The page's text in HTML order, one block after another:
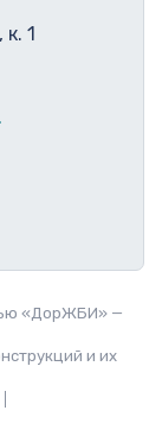
1
«ДорЖБИ» —
и их